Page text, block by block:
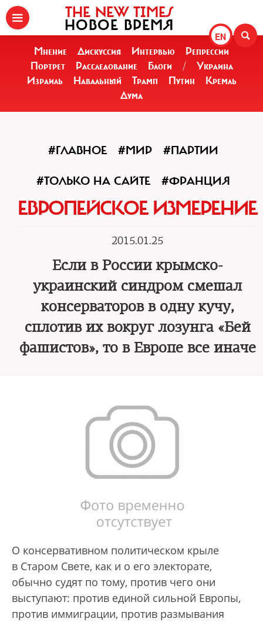
EN
THE NEW TIMES
НОВОЕ ВРЕМЯ
Мнение Дискуссия Интервью
Репрессии
Портрет
Расследование Блоги /
Украина
Израиль
Навальный Трамп Путин
Кремль
Дума
#ГЛАВНОЕ #МИР #ПАРТИИ
#ТОЛЬКО НА САЙТЕ #ФРАНЦИЯ
ЕВРОПЕЙСКОЕ ИЗМЕРЕНИЕ
2015.01.25
Если в России крымско-
украинский синдром смешал
консерваторов в одну кучу,
сплотив их вокруг лозунга «Бей
фашистов», то в Европе все иначе
О консервативном политическом крыле
в Старом Свете, как и о его электорате,
обычно судят по тому, против чего они
выступают: против единой сильной Европы,
против иммиграции, против размывания